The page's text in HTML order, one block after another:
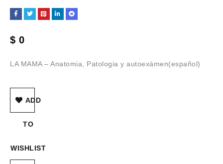
$ 0
LA MAMA – Anatomia, Patologia y autoexámen(español)
ADD
TO
WISHLIST